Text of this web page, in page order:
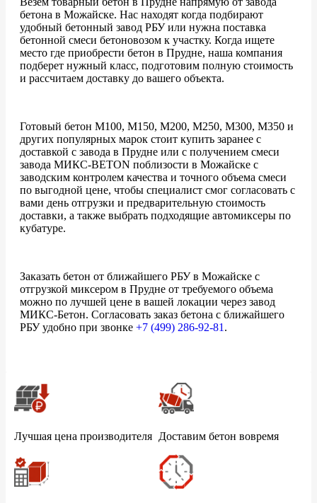
бетона в Можайске. Нас находят когда подбирают
удобный бетонный завод РБУ или нужна поставка
бетонной смеси бетоновозом к участку. Когда ищете
место где приобрести бетон в Прудне, наша компания
подберет нужный класс, подготовим полную стоимость
и рассчитаем доставку до вашего объекта.
Готовый бетон М100, М150, М200, М250, М300, М350 и
других популярных марок стоит купить заранее с
доставкой с завода в Прудне или с получением смеси
завода МИКС-BETON поблизости в Можайске с
заводским контролем качества и точного объема смеси
по выгодной цене, чтобы специалист смог согласовать с
вами день отгрузки и предварительную стоимость
доставки, а также выбрать подходящие автомиксеры по
кубатуре.
Заказать бетон от ближайшего РБУ в Можайске с
отгрузкой миксером в Прудне от требуемого объема
можно по лучшей цене в вашей локации через завод
МИКС-Бетон. Согласовать заказ бетона с ближайшего
РБУ удобно при звонке +7 (499) 286-92-81 .
Лучшая цена производителя Доставим бетон вовремя